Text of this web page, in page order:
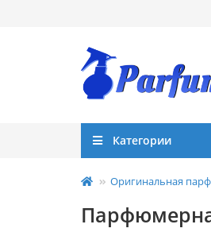
Категории
Оригинальная